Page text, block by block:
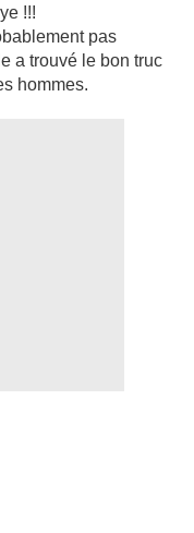
!!!
pas
a trouvé le bon truc
hommes.